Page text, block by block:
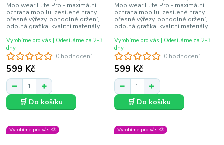
0 hodnocení
Mobiwear Elite Pro - maximální
ochrana mobilu, zesílené hrany,
přesné výřezy, pohodlné držení,
odolná grafika, kvalitní materiály
599 Kč
Vyrobíme pro vás | Odesíláme za 2-3
dny
🛒 Do košíku
0 hodnocení
Mobiwear Elite Pro - maximální
ochrana mobilu, zesílené hrany,
přesné výřezy, pohodlné držení,
odolná grafika, kvalitní materiály
599 Kč
Vyrobíme pro vás | Odesíláme za 2-3
dny
🛒 Do košíku
Vyrobíme pro vás 🎨 Vyrobíme pro vás 🎨